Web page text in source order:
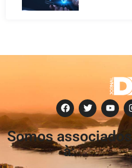
Somos associados
à: